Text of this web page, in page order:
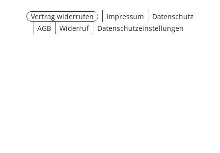
Vertrag widerrufen Impressum
Datenschutz
AGB
Widerruf Datenschutzeinstellungen